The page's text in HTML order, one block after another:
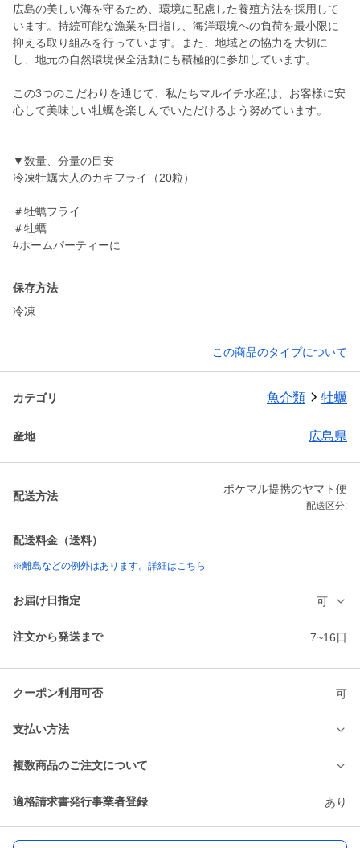
広島の美しい海を守るため、環境に配慮した養殖方法を採用して
います。持続可能な漁業を目指し、海洋環境への負荷を最小限に
抑える取り組みを行っています。また、地域との協力を大切に
し、地元の自然環境保全活動にも積極的に参加しています。
この3つのこだわりを通じて、私たちマルイチ水産は、お客様に安
心して美味しい牡蠣を楽しんでいただけるよう努めています。
▼数量、分量の目安
冷凍牡蠣大人のカキフライ（20粒）
＃牡蠣フライ
＃牡蠣
保存方法
冷凍
この商品のタイプについて
カテゴリ 魚介類 牡蠣
産地 広島県
配送方法
ポケマル提携のヤマト便
配送区分:
配送料金（送料）
※離島などの例外はあります。詳細はこちら
お届け日指定 可
注文から発送まで 7~16日
クーポン利用可否 可
支払い方法
複数商品のご注文について
適格請求書発行事業者登録 あり